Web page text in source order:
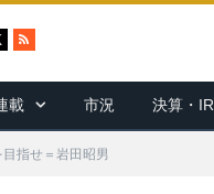
R
S
載 市況 決算・IR
指せ＝岩田昭男